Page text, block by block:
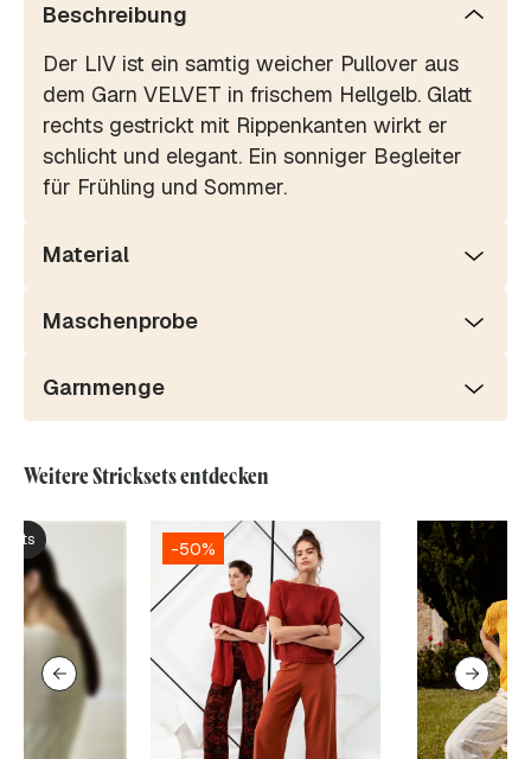
Beschreibung
Der LIV ist ein samtig weicher Pullover aus
dem Garn VELVET in frischem Hellgelb. Glatt
rechts gestrickt mit Rippenkanten wirkt er
schlicht und elegant. Ein sonniger Begleiter
für Frühling und Sommer.
Material
Maschenprobe
Garnmenge
Weitere Stricksets entdecken
-50%